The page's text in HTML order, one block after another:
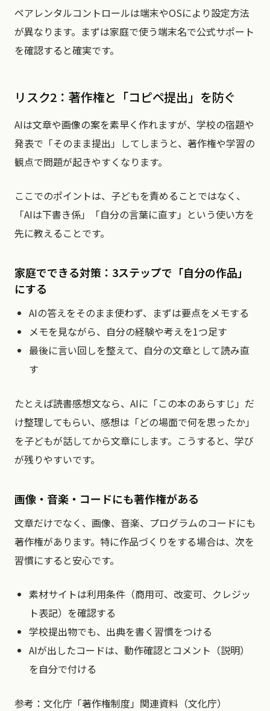
ペアレンタルコントロールは端末やOSにより設定方法
が異なります。まずは家庭で使う端末名で公式サポート
を確認すると確実です。
リスク2：著作権と「コピペ提出」を防ぐ
AIは文章や画像の案を素早く作れますが、学校の宿題や
発表で「そのまま提出」してしまうと、著作権や学習の
観点で問題が起きやすくなります。
ここでのポイントは、子どもを責めることではなく、
「AIは下書き係」「自分の言葉に直す」という使い方を
先に教えることです。
家庭でできる対策：3ステップで「自分の作品」
にする
AIの答えをそのまま使わず、まずは要点をメモする
メモを見ながら、自分の経験や考えを1つ足す
最後に言い回しを整えて、自分の文章として読み直
す
たとえば読書感想文なら、AIに「この本のあらすじ」だ
け整理してもらい、感想は「どの場面で何を思ったか」
を子どもが話してから文章にします。こうすると、学び
が残りやすいです。
画像・音楽・コードにも著作権がある
文章だけでなく、画像、音楽、プログラムのコードにも
著作権があります。特に作品づくりをする場合は、次を
習慣にすると安心です。
素材サイトは利用条件（商用可、改変可、クレジッ
ト表記）を確認する
学校提出物でも、出典を書く習慣をつける
AIが出したコードは、動作確認とコメント（説明）
を自分で付ける
参考：文化庁「著作権制度」関連資料（文化庁）